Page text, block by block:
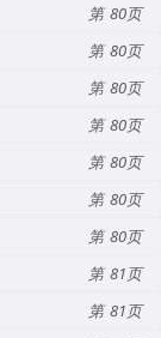
80
80
80
80
80
80
80
81
81